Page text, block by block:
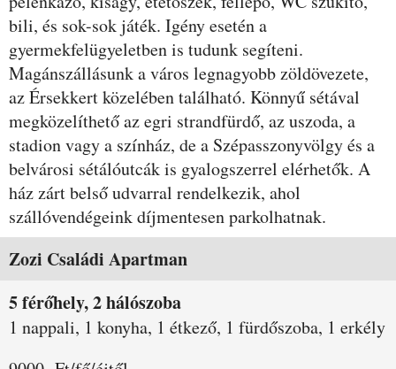
bili, és sok-sok játék. Igény esetén a
gyermekfelügyeletben is tudunk segíteni.
Magánszállásunk a város legnagyobb zöldövezete,
az Érsekkert közelében található. Könnyű sétával
megközelíthető az egri strandfürdő, az uszoda, a
stadion vagy a színház, de a Szépasszonyvölgy és a
belvárosi sétálóutcák is gyalogszerrel elérhetők. A
ház zárt belső udvarral rendelkezik, ahol
szállóvendégeink díjmentesen parkolhatnak.
Szobák és árak
Zozi Családi Apartman
5 férőhely, 2 hálószoba
1 nappali, 1 konyha, 1 étkező, 1 fürdőszoba, 1 erkély